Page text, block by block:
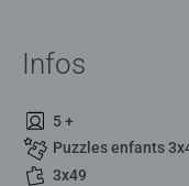
Infos
5 +
Puzzles enfants
3x49